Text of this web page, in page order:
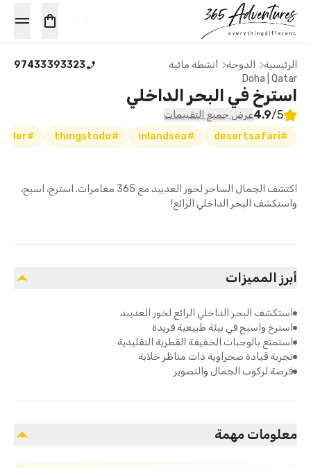
الرئيسية الدوحة أنشطة مائية
97433393323
Doha | Qatar
استرخ في البحر الداخلي
4.9/5
عرض جميع التقييمات
#desertsafari
#inlandsea
#thingstodo
#saudiboarder
اكتشف الجمال الساحر لخور العديبد مع 365 مغامرات. استرخ، اسبح،
واستكشف البحر الداخلي الرائع!
أبرز المميزات
استكشف البحر الداخلي الرائع لخور العديبد
استرخ واسبح في بيئة طبيعية فريدة
استمتع بالوجبات الخفيفة القطرية التقليدية
تجربة قيادة صحراوية ذات مناظر خلابة
فرصة لركوب الجمال والتصوير
معلومات مهمة